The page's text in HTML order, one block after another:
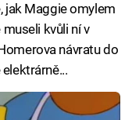
jak Maggie omylem
kvůli ní v
návratu do